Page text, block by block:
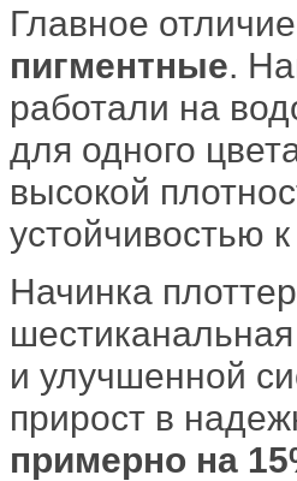
Главное
пигментные.
работали на
для одного
высокой
устойчивостью
Начинка
и улучшенной
прирост в
примерно на